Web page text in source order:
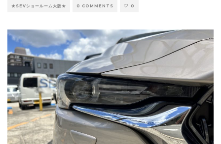
★SEVショールーム大阪★ 0 COMMENTS 0